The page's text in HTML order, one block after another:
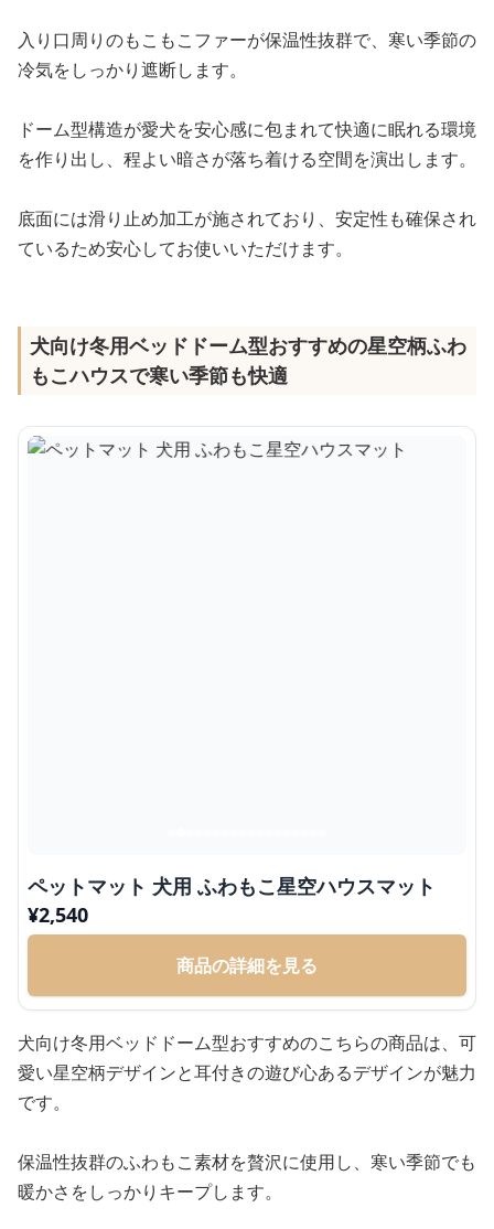
入り口周りのもこもこファーが保温性抜群で、寒い季節の
冷気をしっかり遮断します。
ドーム型構造が愛犬を安心感に包まれて快適に眠れる環境
を作り出し、程よい暗さが落ち着ける空間を演出します。
底面には滑り止め加工が施されており、安定性も確保され
ているため安心してお使いいただけます。
犬向け冬用ベッドドーム型おすすめの星空柄ふわ
もこハウスで寒い季節も快適
ペットマット 犬用 ふわもこ星空ハウスマット
¥2,540
商品の詳細を見る
犬向け冬用ベッドドーム型おすすめのこちらの商品は、可
愛い星空柄デザインと耳付きの遊び心あるデザインが魅力
です。
保温性抜群のふわもこ素材を贅沢に使用し、寒い季節でも
暖かさをしっかりキープします。